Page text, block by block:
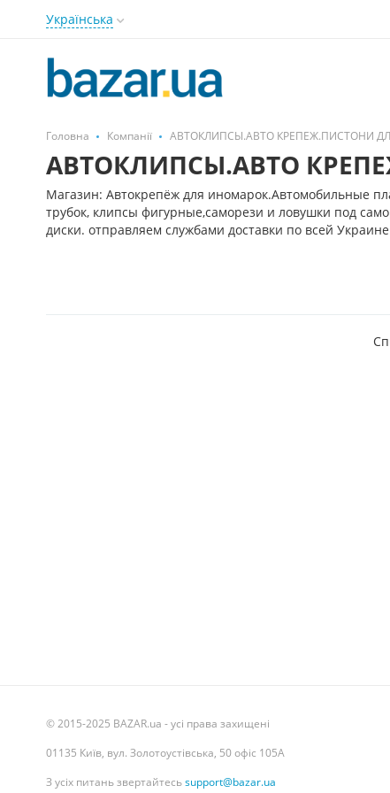
Українська
Головна Компанії АВТОКЛИПСЫ.АВТО КРЕПЕЖ.ПИСТОНИ
АВТОКЛИПСЫ.АВТО
Магазин: Автокрепёж для иномарок.Автомобильные
трубок, клипсы фигурные,саморези и ловушки под
диски. отправляем службами доставки по всей Украине
© 2015-2025 BAZAR.ua - усі права захищені
01135 Київ, вул. Золотоустівська, 50 офіс 105А
З усіх питань звертайтесьsupport@bazar.ua